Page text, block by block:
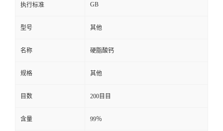
执行标准 GB
型号 其他
名称 硬脂酸钙
规格 其他
目数 200目目
含量 99％